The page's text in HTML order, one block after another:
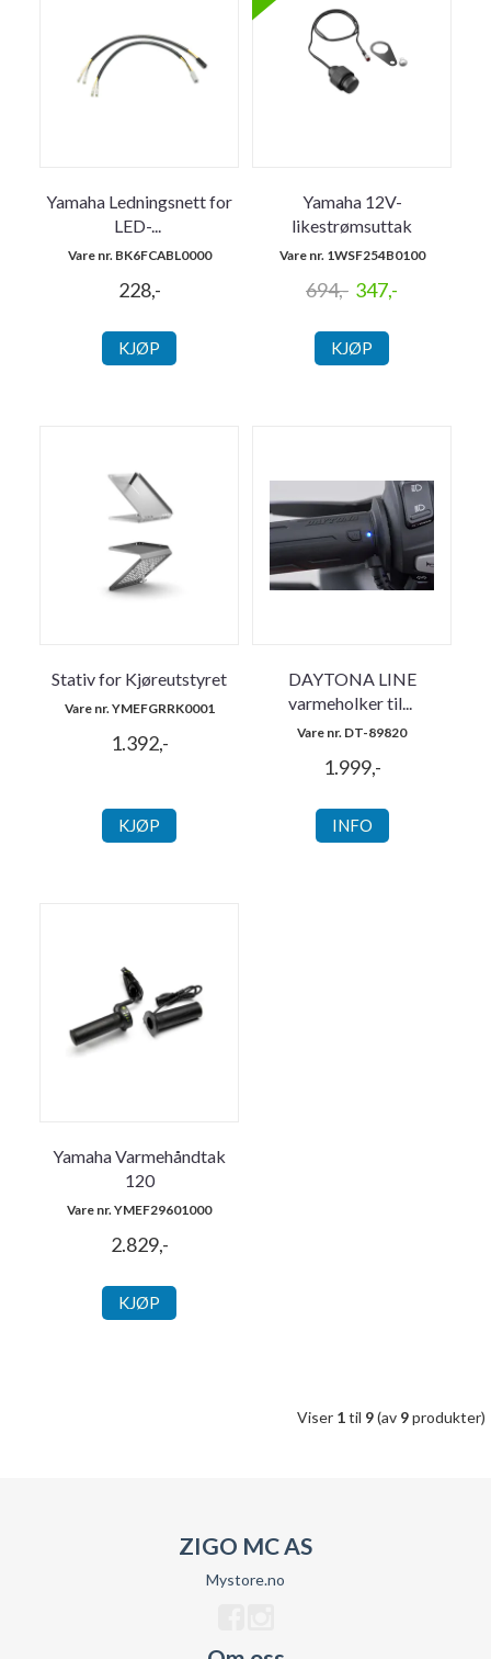
Yamaha Ledningsnett for
LED-...
Vare nr. BK6FCABL0000
228,-
KJØP
Yamaha 12V-
likestrømsuttak
Vare nr. 1WSF254B0100
694,- 347,-
KJØP
Stativ for Kjøreutstyret
Vare nr. YMEFGRRK0001
1.392,-
KJØP
DAYTONA LINE
varmeholker til...
Vare nr. DT-89820
1.999,-
INFO
Yamaha Varmehåndtak
120
Vare nr. YMEF29601000
2.829,-
KJØP
Viser 1til 9(av 9produkter)
ZIGO MC AS
Mystore.no